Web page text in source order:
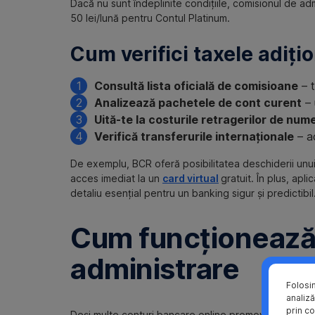
Dacă nu sunt îndeplinite condițiile, comisionul de
50 lei/lună pentru Contul Platinum.
Cum verifici taxele
Consultă lista oficială de comisioane –
Analizează pachetele de cont curent –
Uită-te la costurile retragerilor de
Verifică transferurile internaționale –
De exemplu, BCR oferă posibilitatea deschiderii unui
acces imediat la un card virtual gratuit. În plus,
detaliu esențial pentru un banking sigur și predictibil.
Cum
administrare
prin